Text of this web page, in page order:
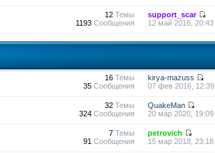
12Темы
1193Сообщения
support_scar
12 май 2016, 20:43
16Темы
35Сообщения
kirya-mazuss
07 фев 2016, 12:39
32Темы
324Сообщения
QuakeMan
20 мар 2020, 19:09
7Темы
91 Сообщения
petrovich
15 мар 2018, 23:18